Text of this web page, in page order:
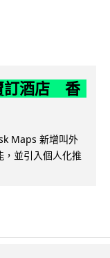
訂酒店 香
Maps 新增叫外
，並引入個人化推